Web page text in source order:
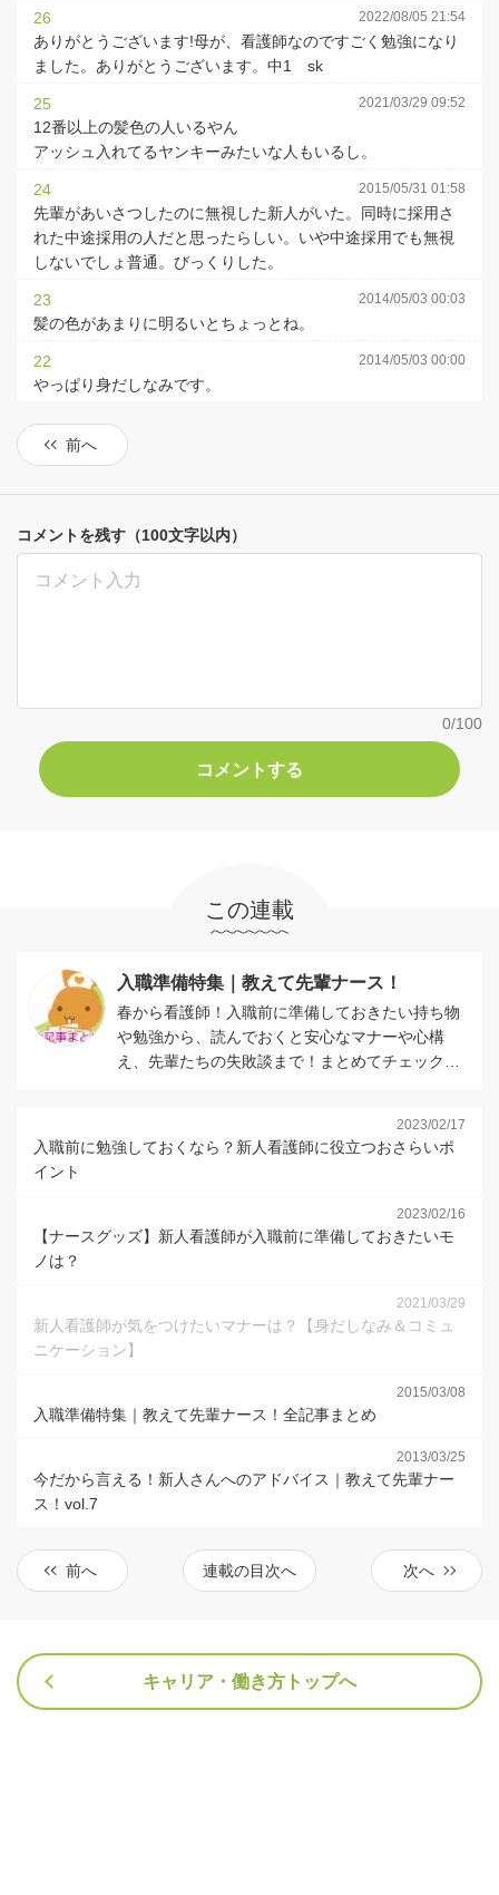
26 2022/08/05 21:54
ありがとうございます!母が、看護師なのですごく勉強になり
ました。ありがとうございます。中1 sk
25 2021/03/29 09:52
12番以上の髪色の人いるやん
アッシュ入れてるヤンキーみたいな人もいるし。
24 2015/05/31 01:58
先輩があいさつしたのに無視した新人がいた。同時に採用さ
れた中途採用の人だと思ったらしい。いや中途採用でも無視
しないでしょ普通。びっくりした。
23 2014/05/03 00:03
髪の色があまりに明るいとちょっとね。
22 2014/05/03 00:00
やっぱり身だしなみです。
前へ
コメントを残す（100文字以内）
0/100
この連載
入職準備特集｜教えて先輩ナース！
春から看護師！入職前に準備しておきたい持ち物
や勉強から、読んでおくと安心なマナーや心構
え、先輩たちの失敗談まで！まとめてチェックし
2023/02/17
入職前に勉強しておくなら？新人看護師に役立つおさらいポ
イント
2023/02/16
【ナースグッズ】新人看護師が入職前に準備しておきたいモ
ノは？
2021/03/29
新人看護師が気をつけたいマナーは？【身だしなみ＆コミュ
ニケーション】
2015/03/08
入職準備特集｜教えて先輩ナース！全記事まとめ
2013/03/25
今だから言える！新人さんへのアドバイス｜教えて先輩ナー
ス！vol.7
前へ 連載の目次へ 次へ
キャリア・働き方トップへ